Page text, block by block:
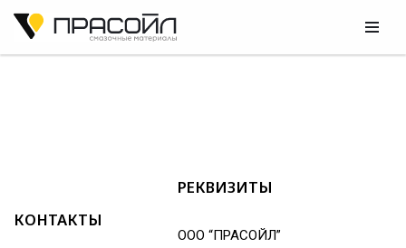
КОНТАКТЫ
РЕКВИЗИТЫ
ООО “ПРАСОЙЛ”